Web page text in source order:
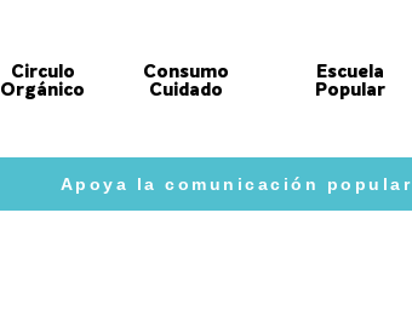
Circulo
Orgánico
Consumo
Cuidado
Escuela
Popular
Apoya la comunicación popular